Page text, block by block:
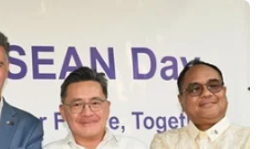
Hậu
thuật tò